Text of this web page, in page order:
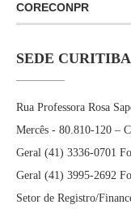
CORECONPR
SEDE CURITIBA
Rua Professora Rosa
Mercês - 80.810-120 –
Geral (41) 3336-0701
Geral (41) 3995-2692
Setor de Registro/